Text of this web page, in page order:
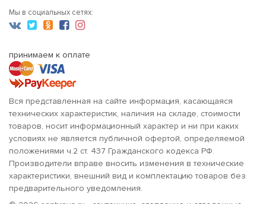
Мы в социальных сетях:
принимаем к оплате
Вся представленная на сайте информация, касающаяся
технических характеристик, наличия на складе, стоимости
товаров, носит информационный характер и ни при каких
условиях не является публичной офертой, определяемой
положениями ч.2 ст. 437 Гражданского кодекса РФ.
Производители вправе вносить изменения в технические
характеристики, внешний вид и комплектацию товаров без
предварительного уведомления.